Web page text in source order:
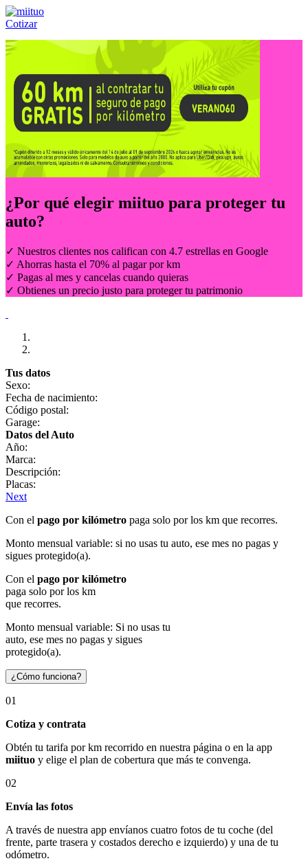
Cotizar
Llámanos al:(55) 84-21-05-00 ó
¿Por qué elegir miituo para proteger tu
auto?
✓ Nuestros clientes nos califican con 4.7 estrellas en Google
✓ Ahorras hasta el 70% al pagar por km
✓ Pagas al mes y cancelas cuando quieras
✓ Obtienes un precio justo para proteger tu patrimonio
Tus datos
Sexo:
Fecha de nacimiento:
Código postal:
Garage:
Datos del Auto
Año:
Marca:
Descripción:
Placas:
Next
Con el pago por kilómetro paga solo por los km que recorres.
Monto mensual variable: si no usas tu auto, ese mes no pagas y
sigues protegido(a).
Con el pago por kilómetro
paga solo por los km
que recorres.
Monto mensual variable: Si no usas tu
auto, ese mes no pagas y sigues
protegido(a).
¿Cómo funciona?
01
Cotiza y contrata
Obtén tu tarifa por km recorrido en nuestra página o en la app
miituo y elige el plan de cobertura que más te convenga.
02
Envía las fotos
A través de nuestra app envíanos cuatro fotos de tu coche (del
frente, parte trasera y costados derecho e izquierdo) y una de tu
odómetro.